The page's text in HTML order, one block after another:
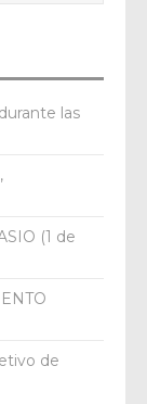
las
(1 de
de